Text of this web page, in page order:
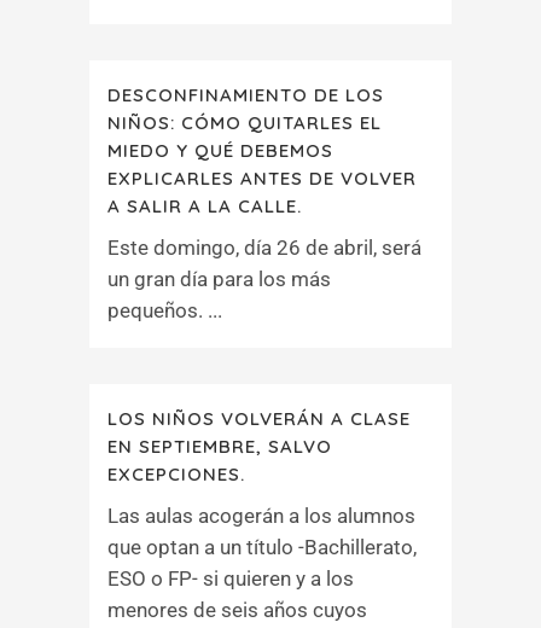
DESCONFINAMIENTO DE LOS
NIÑOS: CÓMO QUITARLES EL
MIEDO Y QUÉ DEBEMOS
EXPLICARLES ANTES DE VOLVER
A SALIR A LA CALLE.
Este domingo, día 26 de abril, será
un gran día para los más
pequeños. ...
LOS NIÑOS VOLVERÁN A CLASE
EN SEPTIEMBRE, SALVO
EXCEPCIONES.
Las aulas acogerán a los alumnos
que optan a un título -Bachillerato,
ESO o FP- si quieren y a los
menores de seis años cuyos